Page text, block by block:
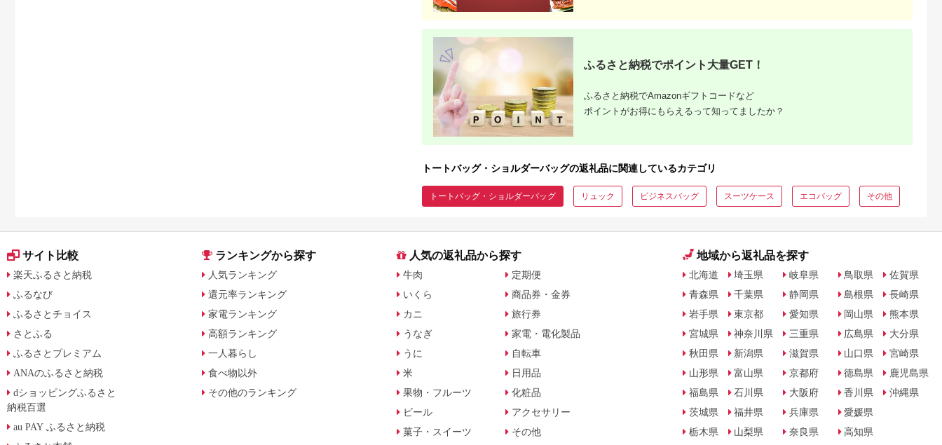
ふるさと納税でポイント大量GET！
ふるさと納税でAmazonギフトコードなど
ポイントがお得にもらえるって知ってましたか？
トートバッグ・ショルダーバッグの返礼品に関連しているカテゴリ
トートバッグ・ショルダーバッグ リュック ビジネスバッグ スーツケース エコバッグ その他
サイト比較
楽天ふるさと納税
ふるなび
ふるさとチョイス
さとふる
ふるさとプレミアム
ANAのふるさと納税
dショッピングふるさと
納税百選
au PAY ふるさと納税
ランキングから探す
人気ランキング
還元率ランキング
家電ランキング
高額ランキング
一人暮らし
食べ物以外
その他のランキング
人気の返礼品から探す
牛肉
いくら
カニ
うなぎ
うに
米
果物・フルーツ
ビール
菓子・スイーツ
定期便
商品券・金券
旅行券
家電・電化製品
自転車
日用品
化粧品
アクセサリー
その他
地域から返礼品を探す
北海道
青森県
岩手県
宮城県
秋田県
山形県
福島県
茨城県
栃木県
埼玉県
千葉県
東京都
神奈川県
新潟県
富山県
石川県
福井県
山梨県
岐阜県
静岡県
愛知県
三重県
滋賀県
京都府
大阪府
兵庫県
奈良県
鳥取県
島根県
岡山県
広島県
山口県
徳島県
香川県
愛媛県
高知県
佐賀県
長崎県
熊本県
大分県
宮崎県
鹿児島県
沖縄県